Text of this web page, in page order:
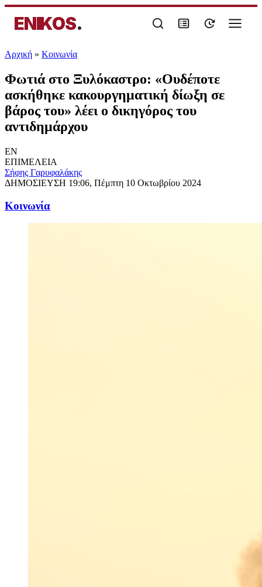
ENIKOS.
Αρχική » Κοινωνία
Φωτιά στο Ξυλόκαστρο: «Ουδέποτε
ασκήθηκε κακουργηματική δίωξη σε
βάρος του» λέει ο δικηγόρος του
αντιδημάρχου
EN
ΕΠΙΜΕΛΕΙΑ
Σήφης Γαρυφαλάκης
ΔΗΜΟΣΙΕΥΣΗ 19:06, Πέμπτη 10 Οκτωβρίου 2024
Κοινωνία